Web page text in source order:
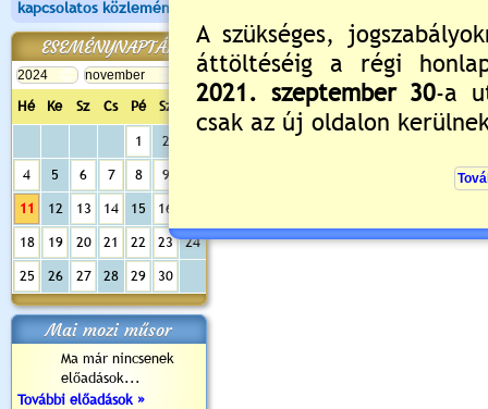
kapcsolatos közlemények
ESEMÉNYNAPTÁR
Hé Ke Sz Cs Pé Sz Va
1 2
4 5 6 7 8 9
11 12 13 14 15 16
18 19 20 21 22 23 24
25 26 27 28 29 30
Mai mozi műsor
Ma már nincsenek
előadások...
További előadások »
Napirend (részletes
Értékelés: 0/0
Nyitott tornaterem és diáksport